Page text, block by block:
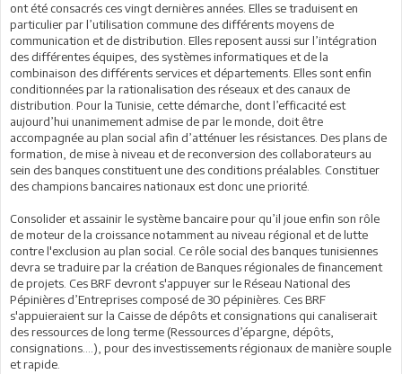
ont été consacrés ces vingt dernières années. Elles se traduisent en
particulier par l’utilisation commune des différents moyens de
communication et de distribution. Elles reposent aussi sur l’intégration
des différentes équipes, des systèmes informatiques et de la
combinaison des différents services et départements. Elles sont enfin
conditionnées par la rationalisation des réseaux et des canaux de
distribution. Pour la Tunisie, cette démarche, dont l’efficacité est
aujourd’hui unanimement admise de par le monde, doit être
accompagnée au plan social afin d’atténuer les résistances. Des plans de
formation, de mise à niveau et de reconversion des collaborateurs au
sein des banques constituent une des conditions préalables. Constituer
des champions bancaires nationaux est donc une priorité.
Consolider et assainir le système bancaire pour qu’il joue enfin son rôle
de moteur de la croissance notamment au niveau régional et de lutte
contre l'exclusion au plan social. Ce rôle social des banques tunisiennes
devra se traduire par la création de Banques régionales de financement
de projets. Ces BRF devront s'appuyer sur le Réseau National des
Pépinières d’Entreprises composé de 30 pépinières. Ces BRF
s'appuieraient sur la Caisse de dépôts et consignations qui canaliserait
des ressources de long terme (Ressources d’épargne, dépôts,
consignations….), pour des investissements régionaux de manière souple
et rapide.